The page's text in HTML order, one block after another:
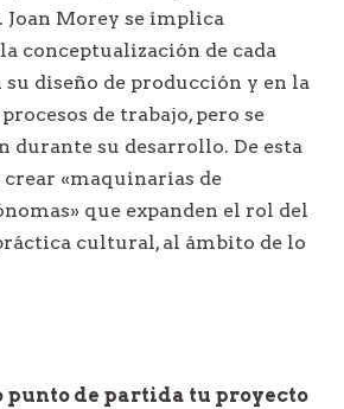
Morey se implica
conceptualización de cada
su diseño de producción y en la
de trabajo, pero se
durante su desarrollo. De esta
«maquinarias de
que expanden el rol del
cultural, al ámbito de lo
punto de partida tu proyecto